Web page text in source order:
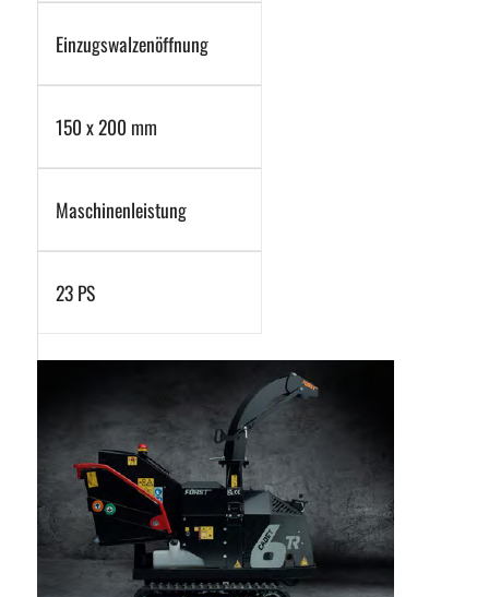
Einzugswalzenöffnung
150 x 200 mm
Maschinenleistung
23 PS